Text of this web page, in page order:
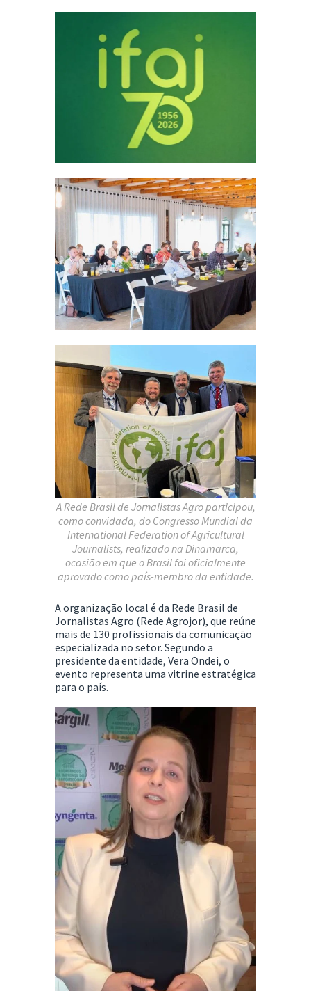
A Rede Brasil de Jornalistas Agro participou,
como convidada, do Congresso Mundial da
International Federation of Agricultural
Journalists, realizado na Dinamarca,
ocasião em que o Brasil foi oficialmente
aprovado como país-membro da entidade.
A organização local é da Rede Brasil de
Jornalistas Agro (Rede Agrojor), que reúne
mais de 130 profissionais da comunicação
especializada no setor. Segundo a
presidente da entidade, Vera Ondei, o
evento representa uma vitrine estratégica
para o país.